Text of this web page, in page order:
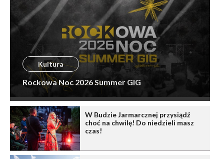
Kultura
Rockowa Noc 2026 Summer GIG
W Budzie Jarmarcznej przysiądź
choć na chwilę! Do niedzieli masz
czas!